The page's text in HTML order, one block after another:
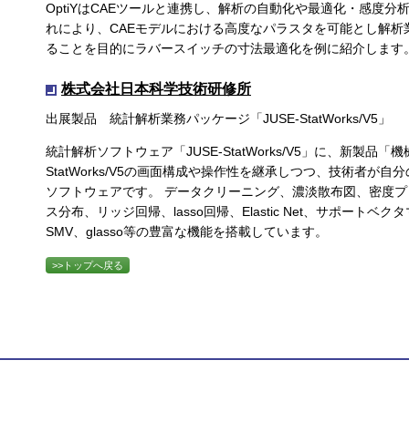
OptiYはCAEツールと連携し、解析の自動化や最適化・感度分
れにより、CAEモデルにおける高度なパラスタを可能とし解
ることを目的にラバースイッチの寸法最適化を例に紹介します
株式会社日本科学技術研修所
出展製品 統計解析業務パッケージ「JUSE-StatWorks/V5」
統計解析ソフトウェア「JUSE-StatWorks/V5」に、新製品「
StatWorks/V5の画面構成や操作性を継承しつつ、技術者が自
ソフトウェアです。 データクリーニング、濃淡散布図、密度
ス分布、リッジ回帰、lasso回帰、Elastic Net、サポートベク
SMV、glasso等の豊富な機能を搭載しています。
>>トップへ戻る